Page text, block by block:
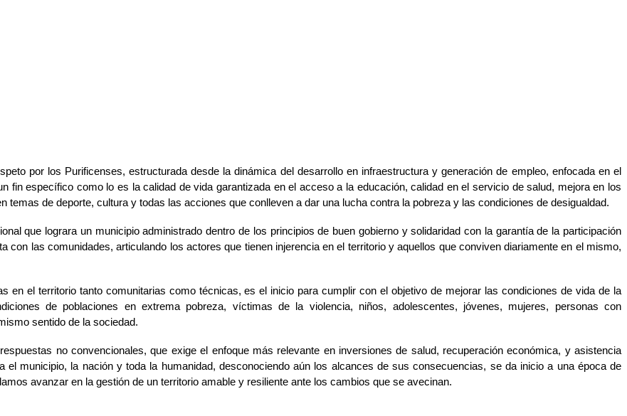
por los Purificenses, estructurada desde la dinámica del desarrollo en infraestructura y generación de empleo, enfocada en el
fin específico como lo es la calidad de vida garantizada en el acceso a la educación, calidad en el servicio de salud, mejora en los
de deporte, cultura y todas las acciones que conlleven a dar una lucha contra la pobreza y las condiciones de desigualdad.
que lograra un municipio administrado dentro de los principios de buen gobierno y solidaridad con la garantía de la participación
con las comunidades, articulando los actores que tienen injerencia en el territorio y aquellos que conviven diariamente en el mismo,
en el territorio tanto comunitarias como técnicas, es el inicio para cumplir con el objetivo de mejorar las condiciones de vida de la
de poblaciones en extrema pobreza, víctimas de la violencia, niños, adolescentes, jóvenes, mujeres, personas con
sentido de la sociedad.
no convencionales, que exige el enfoque más relevante en inversiones de salud, recuperación económica, y asistencia
municipio, la nación y toda la humanidad, desconociendo aún los alcances de sus consecuencias, se da inicio a una época de
avanzar en la gestión de un territorio amable y resiliente ante los cambios que se avecinan.